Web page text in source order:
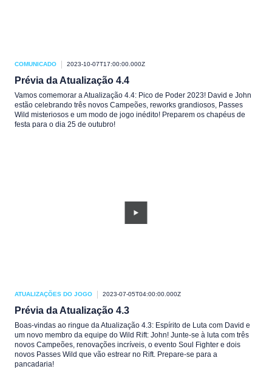
COMUNICADO 2023-10-07T17:00:00.000Z
Prévia da Atualização 4.4
Vamos comemorar a Atualização 4.4: Pico de Poder 2023! David e John
estão celebrando três novos Campeões, reworks grandiosos, Passes
Wild misteriosos e um modo de jogo inédito! Preparem os chapéus de
festa para o dia 25 de outubro!
ATUALIZAÇÕES DO JOGO 2023-07-05T04:00:00.000Z
Prévia da Atualização 4.3
Boas-vindas ao ringue da Atualização 4.3: Espírito de Luta com David e
um novo membro da equipe do Wild Rift: John! Junte-se à luta com três
novos Campeões, renovações incríveis, o evento Soul Fighter e dois
novos Passes Wild que vão estrear no Rift. Prepare-se para a
pancadaria!